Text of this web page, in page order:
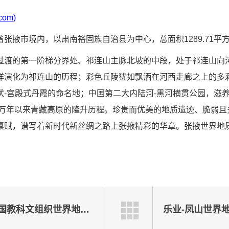
掖市境内，以肃南裕固族自治县为中心，总面积1289.71平
的第一阶梯分界处、祁连山主脉北坡的中段，处于祁连山
化为祁连山的历程；彩色丘陵犹如飘洒在河西走廊之上的
宫殿式丹霞的命名地；中国第二大内陆河-黑河横贯公园，滋
年以来青藏高原的隆升历程。珍贵而优美的地质遗迹、脆弱
，谱写着新时代新丝绸之路上张掖精彩的华章。张掖世界
新西兰怀塔基白石联合国教科文组织世界地质公园 乐业-凤山世界